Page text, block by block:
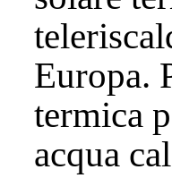
Europa.
termica
acqua